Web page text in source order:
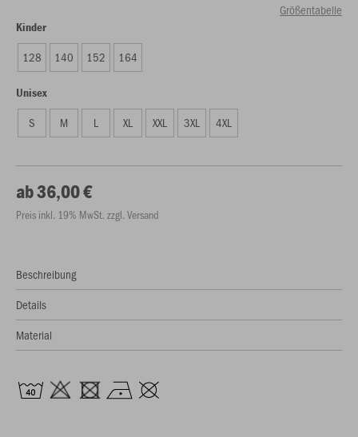
Größentabelle
Kinder
128 140 152 164
Unisex
S M L XL XXL 3XL 4XL
ab 36,00 €
Preis inkl. 19% MwSt. zzgl. Versand
Beschreibung
Details
Material